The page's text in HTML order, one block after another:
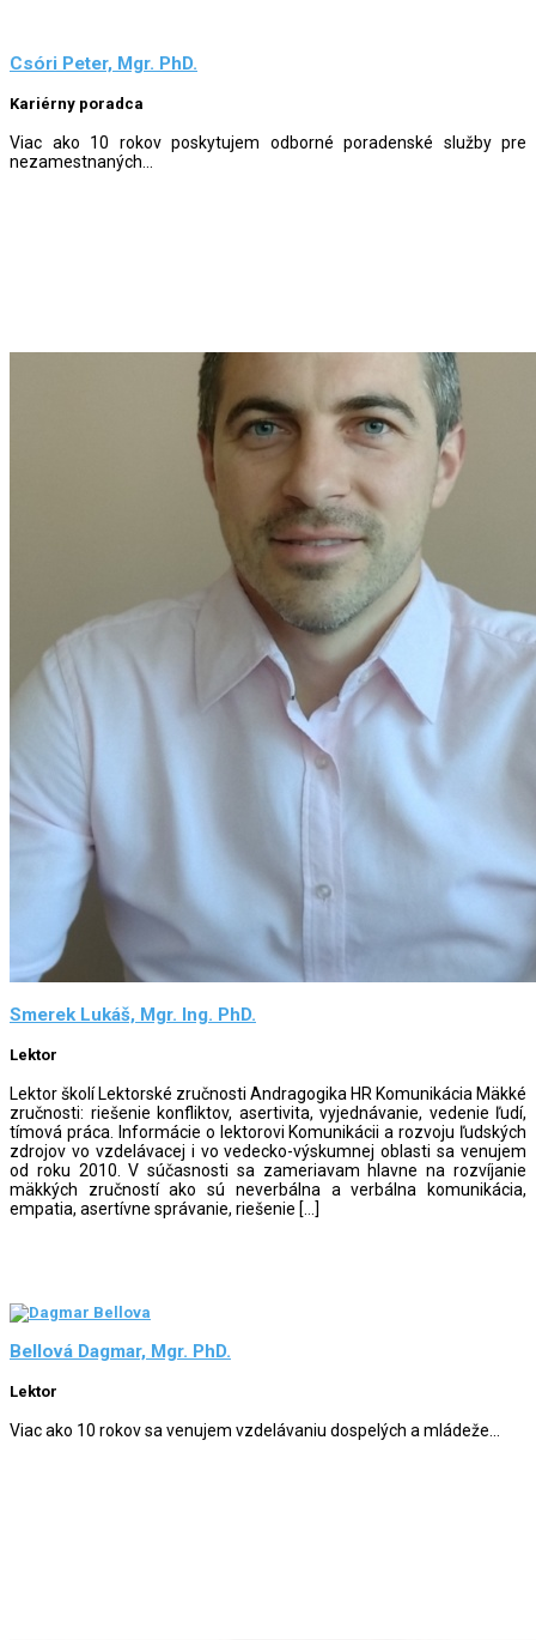
Csóri Peter, Mgr. PhD.
Kariérny poradca
Viac ako 10 rokov poskytujem odborné poradenské služby pre
nezamestnaných...
Smerek Lukáš, Mgr. Ing. PhD.
Lektor
Lektor školí Lektorské zručnosti Andragogika HR Komunikácia Mäkké
zručnosti: riešenie konfliktov, asertivita, vyjednávanie, vedenie ľudí,
tímová práca. Informácie o lektorovi Komunikácii a rozvoju ľudských
zdrojov vo vzdelávacej i vo vedecko-výskumnej oblasti sa venujem
od roku 2010. V súčasnosti sa zameriavam hlavne na rozvíjanie
mäkkých zručností ako sú neverbálna a verbálna komunikácia,
empatia, asertívne správanie, riešenie […]
Bellová Dagmar, Mgr. PhD.
Lektor
Viac ako 10 rokov sa venujem vzdelávaniu dospelých a mládeže...